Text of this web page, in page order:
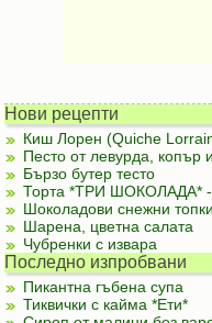
Нови рецепти
Киш Лорен (Quiche
Песто от левурда, копър
Бързо бутер тесто
Торта *ТРИ ШОКОЛАДА* -
Шоколадови снежни топки
Шарена, цветна салата
Чубренки с извара
Последно изпробвани
Пикантна гъбена супа
Тиквички с кайма *Ети*